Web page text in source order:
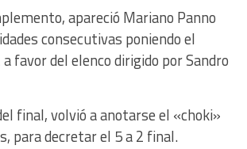
apareció Mariano Panno
consecutivas poniendo el
favor del elenco dirigido por Sandro
final, volvió a anotarse el «choki»
para decretar el 5 a 2 final.